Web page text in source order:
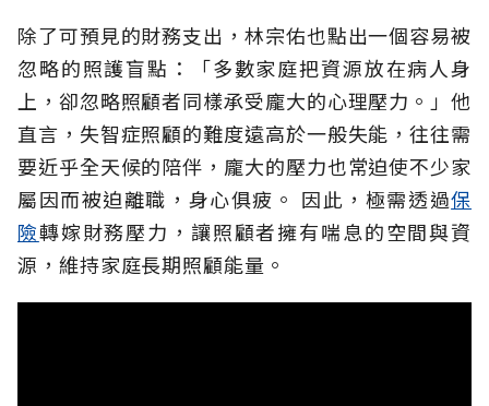
除了可預見的財務支出，林宗佑也點出一個容易被
忽略的照護盲點：「多數家庭把資源放在病人身
上，卻忽略照顧者同樣承受龐大的心理壓力。」他
直言，失智症照顧的難度遠高於一般失能，往往需
要近乎全天候的陪伴，龐大的壓力也常迫使不少家
屬因而被迫離職，身心俱疲。 因此，極需透過保
險轉嫁財務壓力，讓照顧者擁有喘息的空間與資
源，維持家庭長期照顧能量。